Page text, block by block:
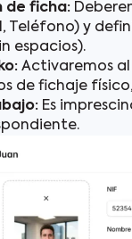
de ficha:
Teléfono) y
espacios).
Activaremos al
de fichaje
Es